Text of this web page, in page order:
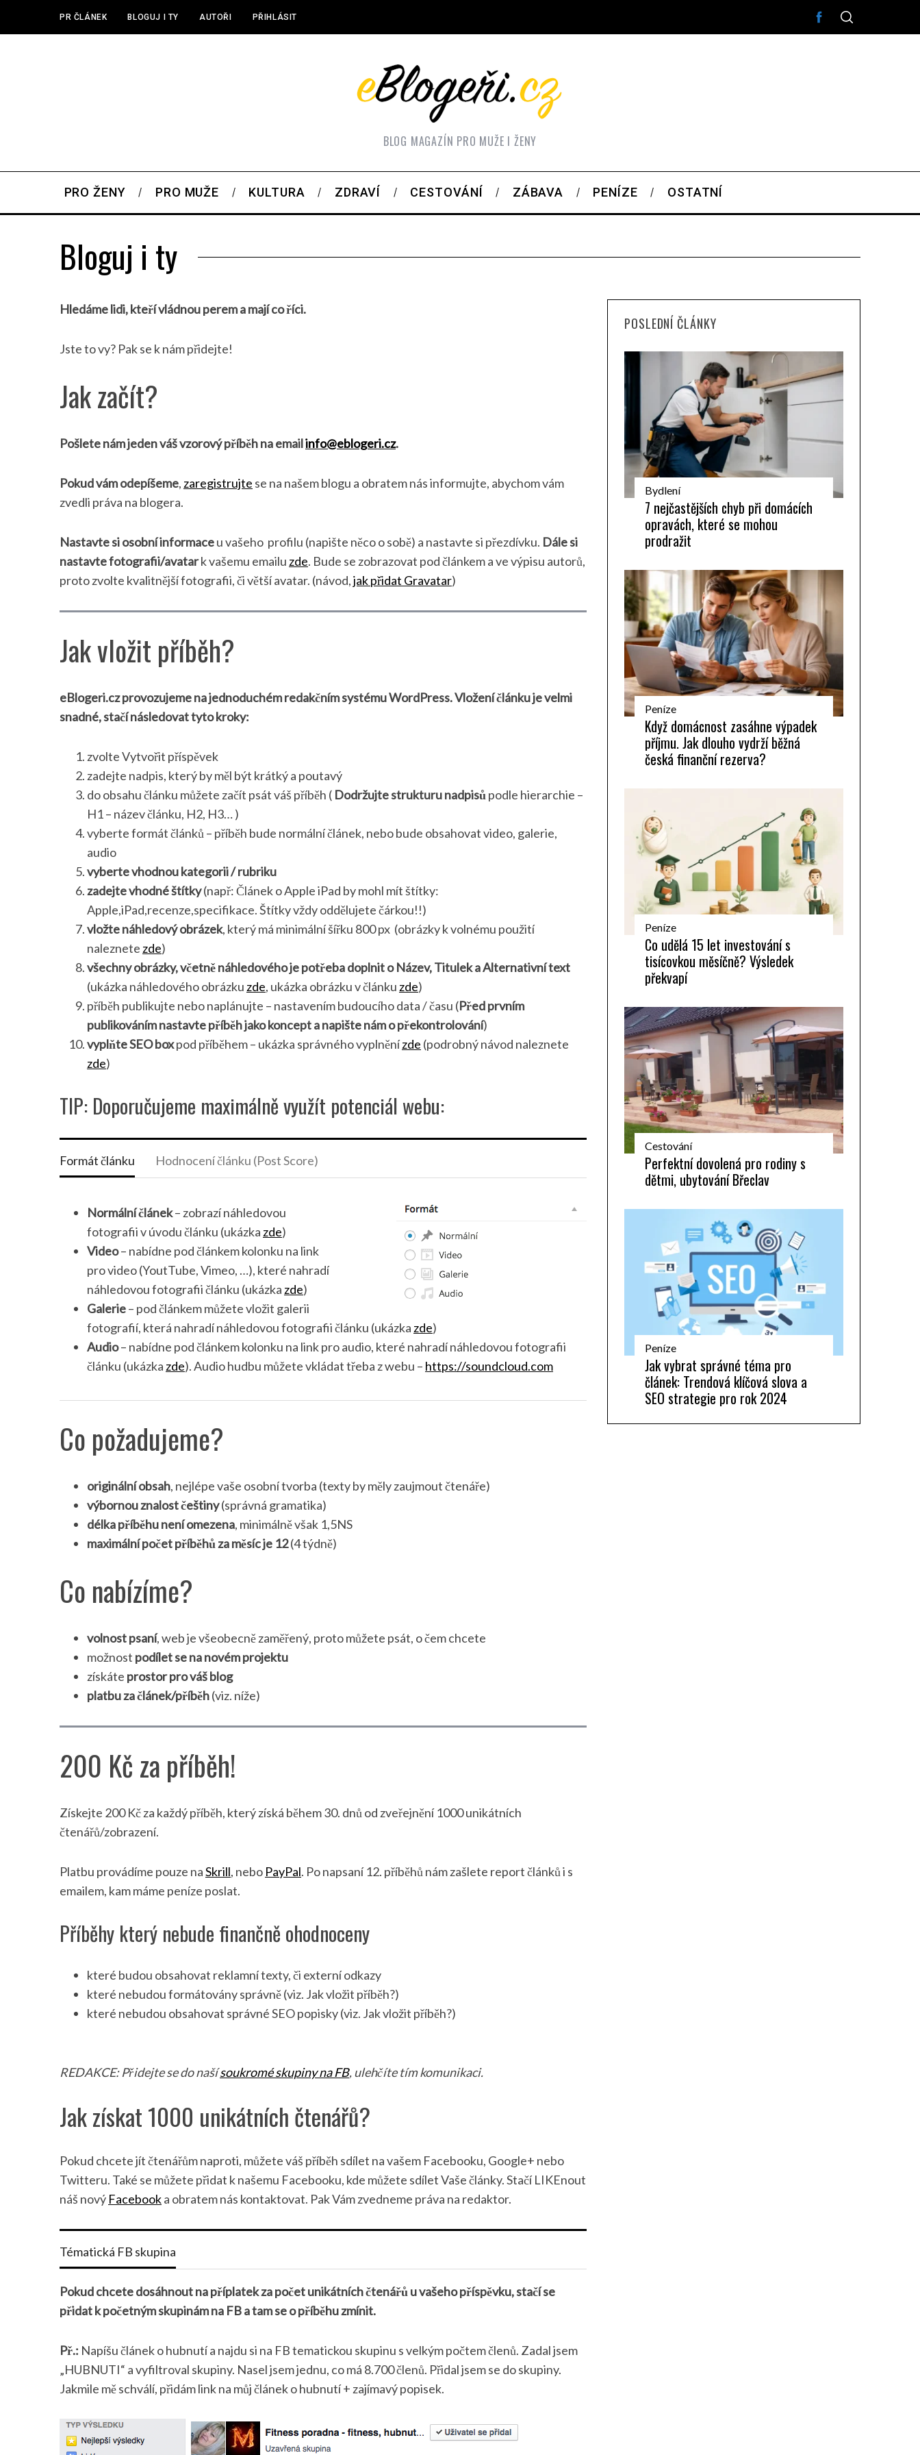
PR ČLÁNEK BLOGUJ I TY AUTOŘI PŘIHLÁSIT
BLOG MAGAZÍN PRO MUŽE I ŽENY
PRO ŽENY PRO MUŽE KULTURA ZDRAVÍ CESTOVÁNÍ ZÁBAVA PENÍZE OSTATNÍ
Bloguj i ty
Hledáme lidi, kteří vládnou perem a mají co říci.
Jste to vy? Pak se k nám přidejte!
Jak začít?
Pošlete nám jeden váš vzorový příběh na emailinfo@eblogeri.cz.
Pokud vám odepíšeme, zaregistrujte se na našem blogu a obratem nás informujte, abychom vám
zvedli práva na blogera.
Nastavte si osobní informaceu vašeho profilu (napište něco o sobě) a nastavte si přezdívku. Dále si
nastavte fotografii/avatark vašemu emailu zde. Bude se zobrazovat pod článkem a ve výpisu autorů,
proto zvolte kvalitnější fotografii, či větší avatar. (návod,jak přidat Gravatar)
Jak vložit příběh?
eBlogeri.cz provozujeme na jednoduchém redakčním systému WordPress. Vložení článku je velmi
snadné, stačí následovat tyto kroky:
zvolte Vytvořit příspěvek
zadejte nadpis, který by měl být krátký a poutavý
do obsahu článku můžete začít psát váš příběh ( Dodržujte strukturu nadpisů podle hierarchie –
H1 – název článku, H2, H3… )
vyberte formát článků – příběh bude normální článek, nebo bude obsahovat video, galerie,
audio
vyberte vhodnou kategorii / rubriku
zadejte vhodné štítky(např: Článek o Apple iPad by mohl mít štítky:
Apple,iPad,recenze,specifikace. Štítky vždy oddělujete čárkou!!)
vložte náhledový obrázek, který má minimální šířku 800 px (obrázky k volnému použití
naleznete zde)
všechny obrázky, včetně náhledového je potřeba doplnit o Název, Titulek a Alternativní text
(ukázka náhledového obrázku zde, ukázka obrázku v článku zde)
příběh publikujte nebo naplánujte – nastavením budoucího data / času (Před prvním
publikováním nastavte příběh jako koncept a napište nám o překontrolování)
vyplňte SEO boxpod příběhem – ukázka správného vyplněnízde (podrobný návod naleznete
zde)
TIP: Doporučujeme maximálně využít potenciál webu:
Formát článku Hodnocení článku (Post Score)
Normální článek– zobrazí náhledovou
fotografii v úvodu článku (ukázka zde)
Video– nabídne pod článkem kolonku na link
pro video (YoutTube, Vimeo, …), které nahradí
náhledovou fotografii článku (ukázka zde)
Galerie– pod článkem můžete vložit galerii
fotografií, která nahradí náhledovou fotografii článku (ukázka zde)
Audio– nabídne pod článkem kolonku na link pro audio, které nahradí náhledovou fotografii
článku (ukázka zde). Audio hudbu můžete vkládat třeba z webu – https://soundcloud.com
Co požadujeme?
originální obsah, nejlépe vaše osobní tvorba (texty by měly zaujmout čtenáře)
výbornou znalost češtiny(správná gramatika)
délka příběhu není omezena, minimálně však 1,5NS
maximální počet příběhů za měsíc je 12(4 týdně)
Co nabízíme?
volnost psaní, web je všeobecně zaměřený, proto můžete psát, o čem chcete
možnost podílet se na novém projektu
získáte prostor pro váš blog
platbu za článek/příběh(viz. níže)
200 Kč za příběh!
Získejte 200 Kč za každý příběh, který získá během 30. dnů od zveřejnění 1000 unikátních
čtenářů/zobrazení.
Platbu provádíme pouze naSkrill, nebo PayPal. Po napsaní 12. příběhů nám zašlete report článků i s
emailem, kam máme peníze poslat.
Příběhy který nebude finančně ohodnoceny
které budou obsahovat reklamní texty, či externí odkazy
které nebudou formátovány správně (viz. Jak vložit příběh?)
které nebudou obsahovat správné SEO popisky (viz. Jak vložit příběh?)
REDAKCE: Přidejte se do našísoukromé skupiny na FB, ulehčíte tím komunikaci.
Jak získat 1000 unikátních čtenářů?
Pokud chcete jít čtenářům naproti, můžete váš příběh sdílet na vašem Facebooku, Google+ nebo
Twitteru. Také se můžete přidat k našemu Facebooku, kde můžete sdílet Vaše články. Stačí LIKEnout
náš nový Facebooka obratem nás kontaktovat. Pak Vám zvedneme práva na redaktor.
Tématická FB skupina
Pokud chcete dosáhnout na příplatek za počet unikátních čtenářů u vašeho příspěvku, stačí se
přidat k početným skupinám na FB a tam se o příběhu zmínit.
Př.: Napíšu článek o hubnutí a najdu si na FB tematickou skupinu s velkým počtem členů. Zadal jsem
„HUBNUTI“ a vyfiltroval skupiny. Nasel jsem jednu, co má 8.700 členů. Přidal jsem se do skupiny.
Jakmile mě schválí, přidám link na můj článek o hubnutí + zajímavý popisek.
POSLEDNÍ ČLÁNKY
Bydlení
7 nejčastějších chyb při domácích
opravách, které se mohou
prodražit
Peníze
Když domácnost zasáhne výpadek
příjmu. Jak dlouho vydrží běžná
česká finanční rezerva?
Peníze
Co udělá 15 let investování s
tisícovkou měsíčně? Výsledek
překvapí
Cestování
Perfektní dovolená pro rodiny s
dětmi, ubytování Břeclav
Peníze
Jak vybrat správné téma pro
článek: Trendová klíčová slova a
SEO strategie pro rok 2024
S
e
a
r
h
o
: